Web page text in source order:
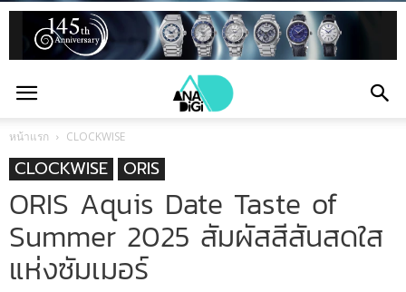
หน้าแรก CLOCKWISE
CLOCKWISE ORIS
ORIS Aquis Date Taste of
Summer 2025 สัมผัสสีสันสดใส
แห่งซัมเมอร์